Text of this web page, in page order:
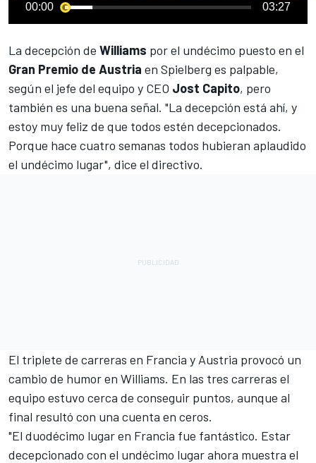
00:00 03:27
La decepción de Williams por el undécimo puesto en el
Gran Premio de Austria en Spielberg es palpable,
según el jefe del equipo y CEO Jost Capito, pero
también es una buena señal. "La decepción está ahí, y
estoy muy feliz de que todos estén decepcionados.
Porque hace cuatro semanas todos hubieran aplaudido
el undécimo lugar", dice el directivo.
El triplete de carreras en Francia y Austria provocó un
cambio de humor en Williams. En las tres carreras el
equipo estuvo cerca de conseguir puntos, aunque al
final resultó con una cuenta en ceros.
"El duodécimo lugar en Francia fue fantástico. Estar
decepcionado con el undécimo lugar ahora muestra el